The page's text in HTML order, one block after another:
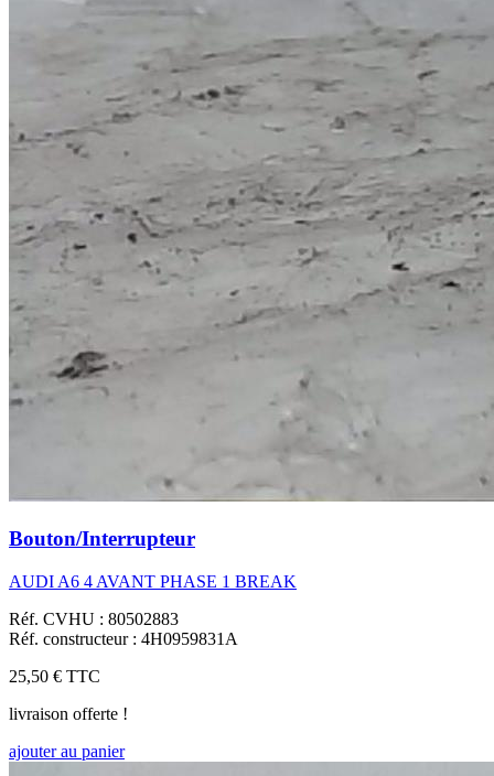
Bouton/Interrupteur
AUDI A6 4 AVANT PHASE 1 BREAK
Réf. CVHU : 80502883
Réf. constructeur : 4H0959831A
25,50 € TTC
livraison offerte !
ajouter au panier